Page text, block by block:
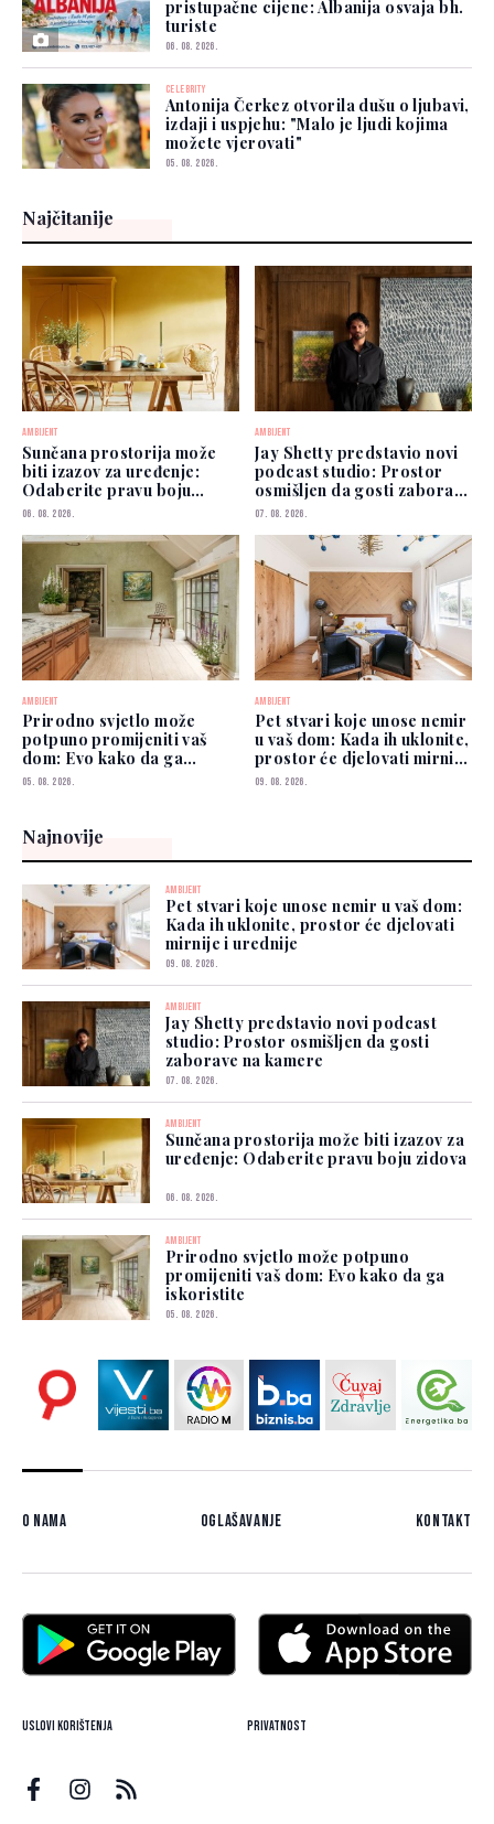
pristupačne cijene: Albanija osvaja bh.
turiste
06. 08. 2026.
CELEBRITY
Antonija Čerkez otvorila dušu o ljubavi,
izdaji i uspjehu: "Malo je ljudi kojima
možete vjerovati"
05. 08. 2026.
Najčitanije
AMBIJENT
Sunčana prostorija može
biti izazov za uređenje:
Odaberite pravu boju
zidova
06. 08. 2026.
AMBIJENT
Jay Shetty predstavio novi
podcast studio: Prostor
osmišljen da gosti zaborave
na kamere
07. 08. 2026.
AMBIJENT
Prirodno svjetlo može
potpuno promijeniti vaš
dom: Evo kako da ga
iskoristite
05. 08. 2026.
AMBIJENT
Pet stvari koje unose nemir
u vaš dom: Kada ih uklonite,
prostor će djelovati mirnije
i urednije
09. 08. 2026.
Najnovije
AMBIJENT
Pet stvari koje unose nemir u vaš dom:
Kada ih uklonite, prostor će djelovati
mirnije i urednije
09. 08. 2026.
AMBIJENT
Jay Shetty predstavio novi podcast
studio: Prostor osmišljen da gosti
zaborave na kamere
07. 08. 2026.
AMBIJENT
Sunčana prostorija može biti izazov za
uređenje: Odaberite pravu boju zidova
06. 08. 2026.
AMBIJENT
Prirodno svjetlo može potpuno
promijeniti vaš dom: Evo kako da ga
iskoristite
05. 08. 2026.
O nama Oglašavanje Kontakt
Uslovi korištenja Privatnost